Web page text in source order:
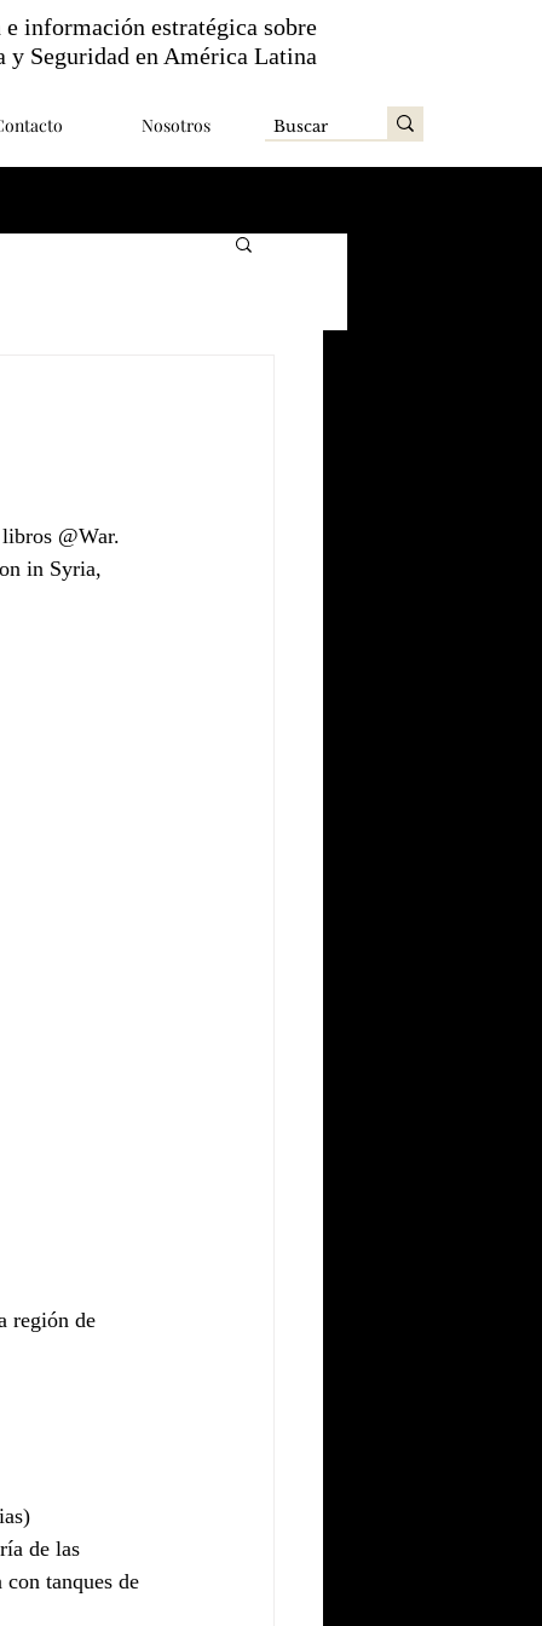
Nosotros
información estratégica sobre
y Seguridad en América Latina
@War.
in Syria,
región de
de las
tanques de